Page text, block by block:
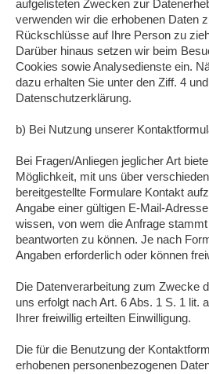
aufgelisteten Zwecken zur
verwenden wir die erhobenen Daten
Rückschlüsse auf Ihre Person zu
Darüber hinaus setzen wir beim
Cookies sowie Analysedienste ein.
dazu erhalten Sie unter den Ziff. 4
Datenschutzerklärung.
b) Bei Nutzung unserer
Bei Fragen/Anliegen jeglicher Art
Möglichkeit, mit uns über
bereitgestellte Formulare Kontakt
Angabe einer gültigen E-Mail-
wissen, von wem die Anfrage
beantworten zu können. Je nach
Angaben erforderlich oder können
Die Datenverarbeitung zum Zwecke
uns erfolgt nach Art. 6 Abs. 1 S. 1 lit.
Ihrer freiwillig erteilten Einwilligung.
Die für die Benutzung der
erhobenen personenbezogenen